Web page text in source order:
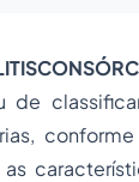
de